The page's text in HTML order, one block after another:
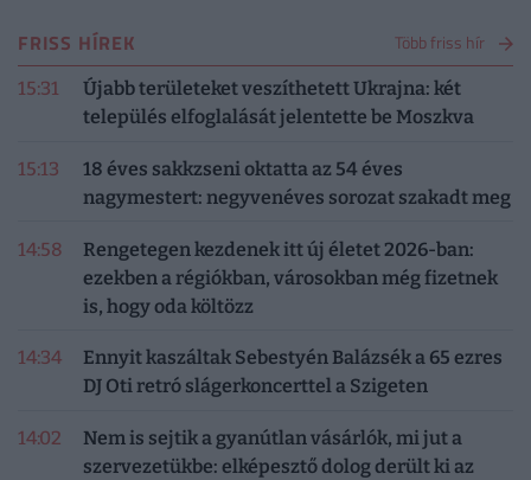
FRISS HÍREK Több friss hír
15:31
Újabb területeket veszíthetett Ukrajna: két
település elfoglalását jelentette be Moszkva
15:13
18 éves sakkzseni oktatta az 54 éves
nagymestert: negyvenéves sorozat szakadt meg
14:58
Rengetegen kezdenek itt új életet 2026-ban:
ezekben a régiókban, városokban még fizetnek
is, hogy oda költözz
14:34
Ennyit kaszáltak Sebestyén Balázsék a 65 ezres
DJ Oti retró slágerkoncerttel a Szigeten
14:02
Nem is sejtik a gyanútlan vásárlók, mi jut a
szervezetükbe: elképesztő dolog derült ki az